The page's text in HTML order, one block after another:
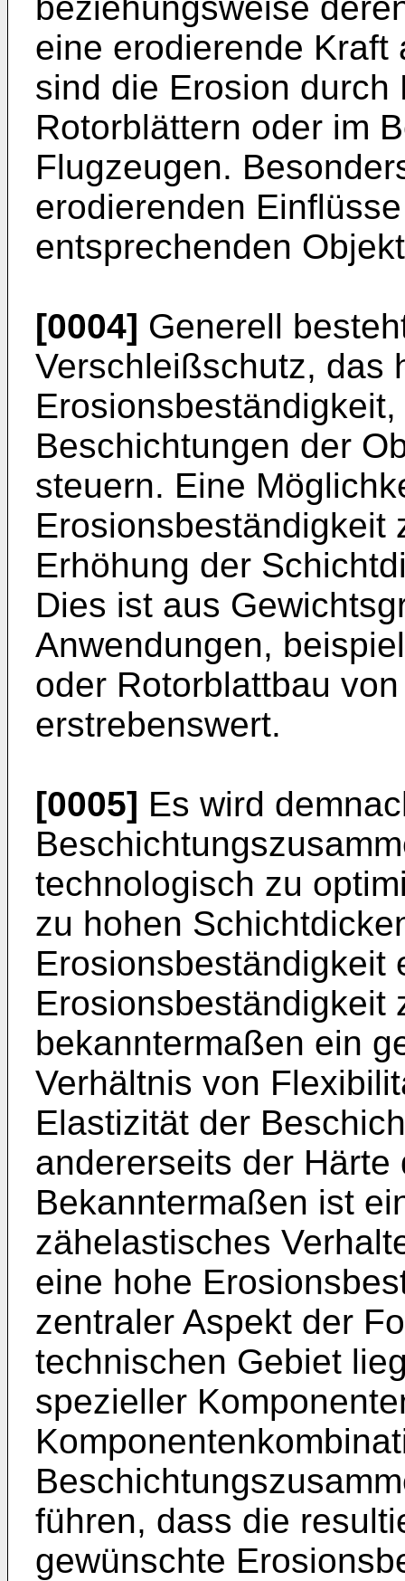
eine erodierende
sind die Erosion
Rotorblättern oder im
Flugzeugen.
erodierenden
entsprechenden
[0004] Generell
Verschleißschutz, das
Beschichtungen der
steuern. Eine
Erosionsbeständigkeit
Erhöhung der
Dies ist aus
Anwendungen,
oder Rotorblattbau
erstrebenswert.
[0005] Es wird
technologisch zu
zu hohen
Erosionsbeständigkeit
Erosionsbeständigkeit
bekanntermaßen ein
Verhältnis von
Elastizität der
andererseits der
Bekanntermaßen ist
zähelastisches
eine hohe
zentraler Aspekt der
technischen Gebiet
spezieller
führen, dass die
gewünschte